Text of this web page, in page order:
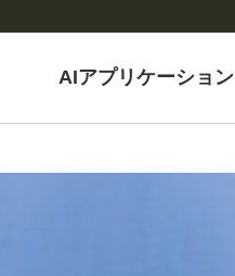
AIアプリケーション